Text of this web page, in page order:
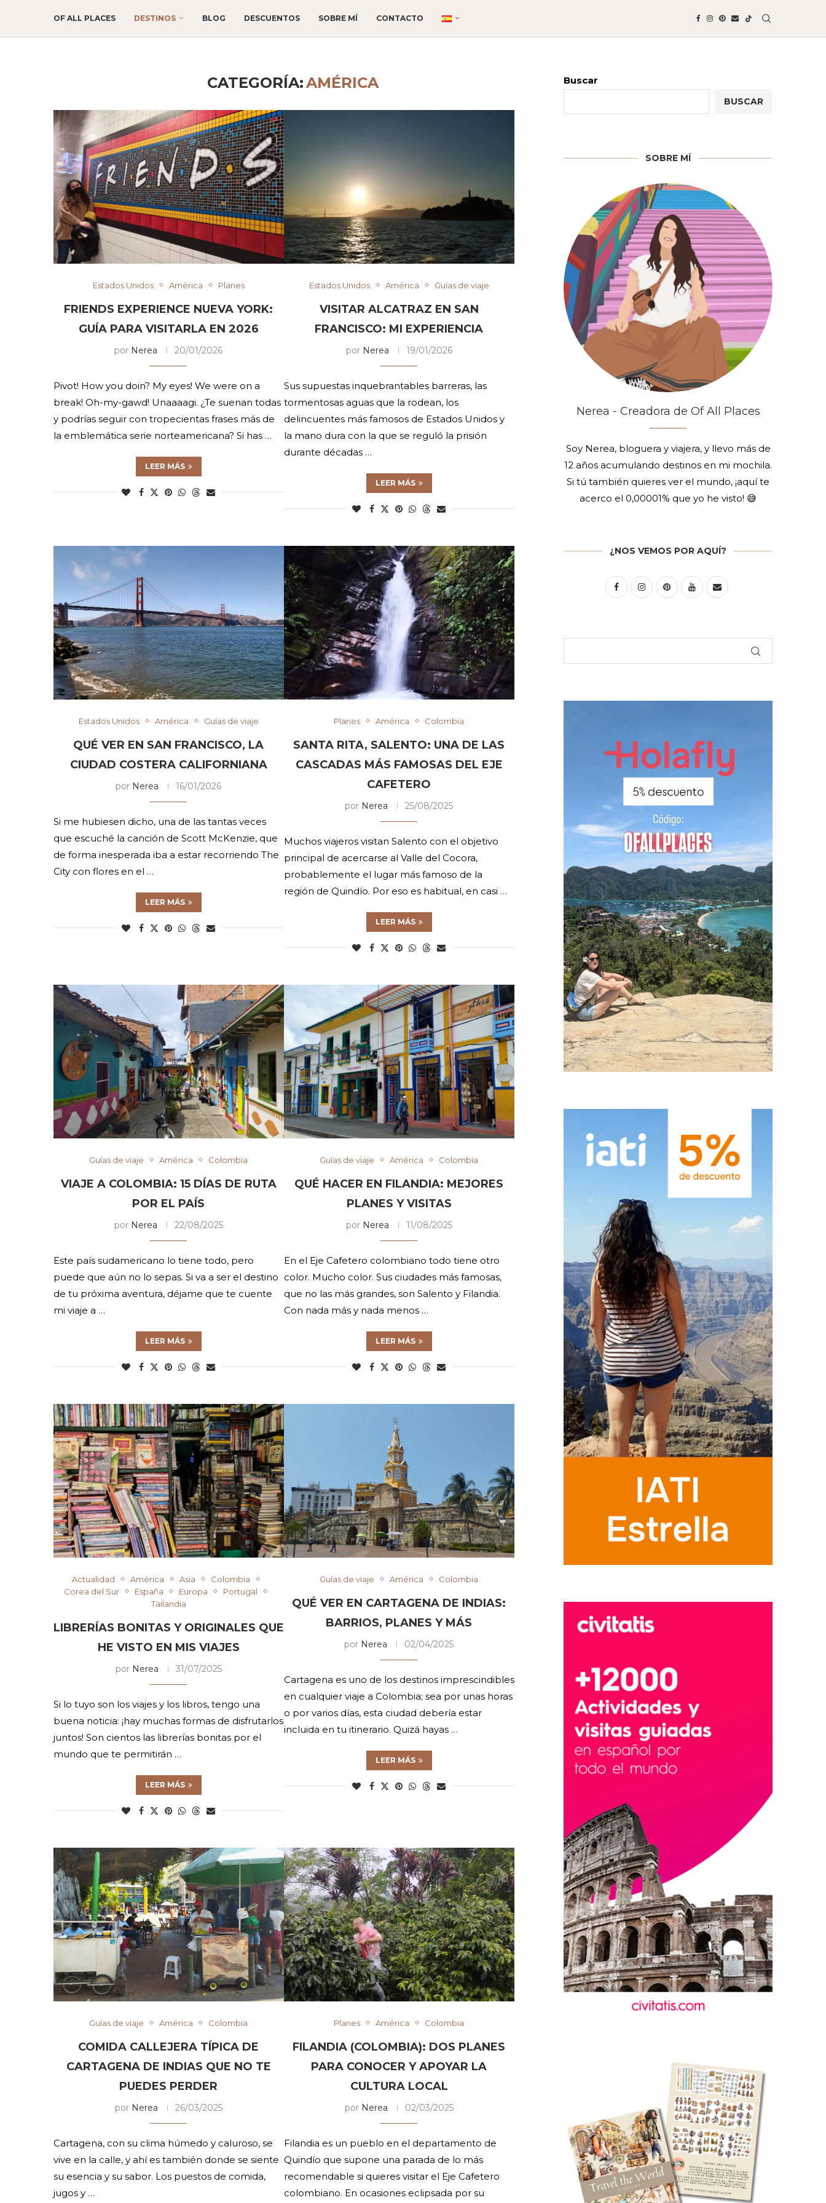
OF ALL PLACES DESTINOS BLOG DESCUENTOS SOBRE MÍ CONTACTO
CATEGORÍA:AMÉRICA
Estados Unidos América Planes
FRIENDS EXPERIENCE NUEVA YORK:
GUÍA PARA VISITARLA EN 2026
por Nerea 20/01/2026
Pivot! How you doin? My eyes! We were on a
break! Oh-my-gawd! Unaaaagi. ¿Te suenan todas
y podrías seguir con tropecientas frases más de
la emblemática serie norteamericana? Si has …
LEER MÁS
Estados Unidos América Guías de viaje
VISITAR ALCATRAZ EN SAN
FRANCISCO: MI EXPERIENCIA
por Nerea 19/01/2026
Sus supuestas inquebrantables barreras, las
tormentosas aguas que la rodean, los
delincuentes más famosos de Estados Unidos y
la mano dura con la que se reguló la prisión
durante décadas …
LEER MÁS
Estados Unidos América Guías de viaje
QUÉ VER EN SAN FRANCISCO, LA
CIUDAD COSTERA CALIFORNIANA
por Nerea 16/01/2026
Si me hubiesen dicho, una de las tantas veces
que escuché la canción de Scott McKenzie, que
de forma inesperada iba a estar recorriendo The
City con flores en el …
LEER MÁS
Planes América Colombia
SANTA RITA, SALENTO: UNA DE LAS
CASCADAS MÁS FAMOSAS DEL EJE
CAFETERO
por Nerea 25/08/2025
Muchos viajeros visitan Salento con el objetivo
principal de acercarse al Valle del Cocora,
probablemente el lugar más famoso de la
región de Quindío. Por eso es habitual, en casi …
LEER MÁS
Guías de viaje América Colombia
VIAJE A COLOMBIA: 15 DÍAS DE RUTA
POR EL PAÍS
por Nerea 22/08/2025
Este país sudamericano lo tiene todo, pero
puede que aún no lo sepas. Si va a ser el destino
de tu próxima aventura, déjame que te cuente
mi viaje a …
LEER MÁS
Guías de viaje América Colombia
QUÉ HACER EN FILANDIA: MEJORES
PLANES Y VISITAS
por Nerea 11/08/2025
En el Eje Cafetero colombiano todo tiene otro
color. Mucho color. Sus ciudades más famosas,
que no las más grandes, son Salento y Filandia.
Con nada más y nada menos …
LEER MÁS
Actualidad América Asia
Colombia
Corea del Sur
España Europa
Portugal
Tailandia
LIBRERÍAS BONITAS Y ORIGINALES QUE
HE VISTO EN MIS VIAJES
por Nerea 31/07/2025
Si lo tuyo son los viajes y los libros, tengo una
buena noticia: ¡hay muchas formas de disfrutarlos
juntos! Son cientos las librerías bonitas por el
mundo que te permitirán …
LEER MÁS
Guías de viaje América Colombia
QUÉ VER EN CARTAGENA DE INDIAS:
BARRIOS, PLANES Y MÁS
por Nerea 02/04/2025
Cartagena es uno de los destinos imprescindibles
en cualquier viaje a Colombia; sea por unas horas
o por varios días, esta ciudad debería estar
incluida en tu itinerario. Quizá hayas …
LEER MÁS
Guías de viaje América Colombia
COMIDA CALLEJERA TÍPICA DE
CARTAGENA DE INDIAS QUE NO TE
PUEDES PERDER
por Nerea 26/03/2025
Cartagena, con su clima húmedo y caluroso, se
vive en la calle, y ahí es también donde se siente
su esencia y su sabor. Los puestos de comida,
jugos y …
Planes América Colombia
FILANDIA (COLOMBIA): DOS PLANES
PARA CONOCER Y APOYAR LA
CULTURA LOCAL
por Nerea 02/03/2025
Filandia es un pueblo en el departamento de
Quindío que supone una parada de lo más
recomendable si quieres visitar el Eje Cafetero
colombiano. En ocasiones eclipsada por su
Buscar
BUSCAR
SOBRE MÍ
Nerea - Creadora de Of All Places
Soy Nerea, bloguera y viajera, y llevo más de
12 años acumulando destinos en mi mochila.
Si tú también quieres ver el mundo, ¡aquí te
acerco el 0,00001% que yo he visto! 😅
¿NOS VEMOS POR AQUÍ?